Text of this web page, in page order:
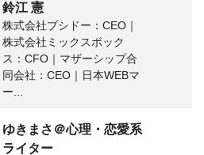
鈴江 憲
株式会社ブシドー：CEO｜
株式会社ミックスボック
ス：CFO｜マザーシップ合
同会社：CEO｜日本WEBマ
ー...
ゆきまさ＠心理・恋愛系
ライター